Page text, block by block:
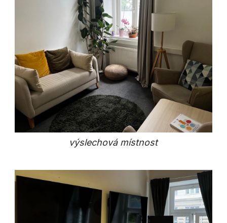
výslechová místnost